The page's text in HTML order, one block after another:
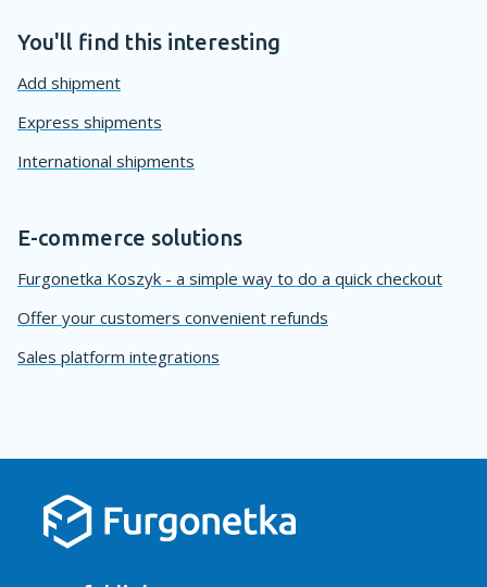
You'll find this interesting
Add shipment
Express shipments
International shipments
E-commerce solutions
Furgonetka Koszyk - a simple way to do a quick checkout
Offer your customers convenient refunds
Sales platform integrations